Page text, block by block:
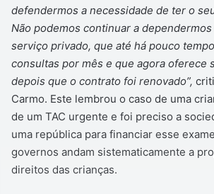
defendermos a necessidade de ter o
Não podemos continuar a
serviço privado, que até há pouco
consultas por mês e que agora oferece
depois que o contrato foi renovado”,
Carmo. Este lembrou o caso de uma
de um TAC urgente e foi preciso a
uma república para financiar esse
governos andam sistematicamente a
direitos das crianças.